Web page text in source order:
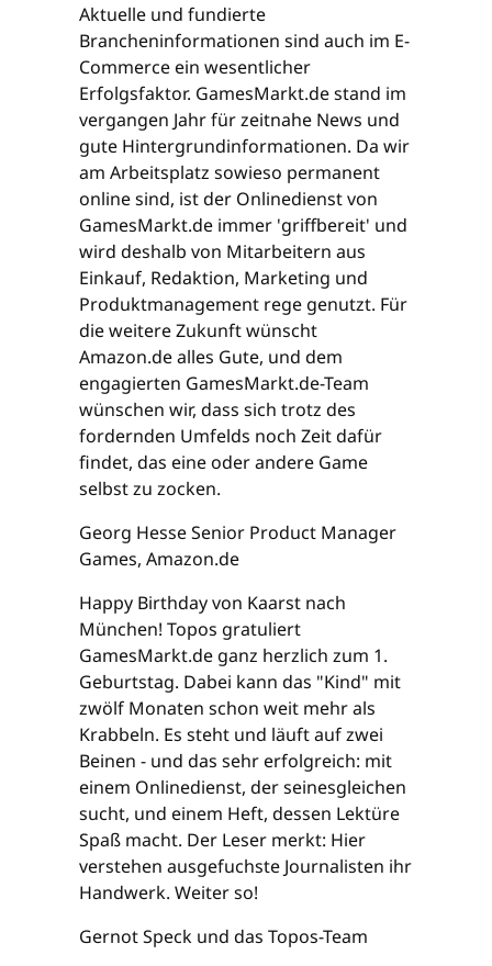
Aktuelle und fundierte
Brancheninformationen sind auch im E-
Commerce ein wesentlicher
Erfolgsfaktor. GamesMarkt.de stand im
vergangen Jahr für zeitnahe News und
gute Hintergrundinformationen. Da wir
am Arbeitsplatz sowieso permanent
online sind, ist der Onlinedienst von
GamesMarkt.de immer 'griffbereit' und
wird deshalb von Mitarbeitern aus
Einkauf, Redaktion, Marketing und
Produktmanagement rege genutzt. Für
die weitere Zukunft wünscht
Amazon.de alles Gute, und dem
engagierten GamesMarkt.de-Team
wünschen wir, dass sich trotz des
fordernden Umfelds noch Zeit dafür
findet, das eine oder andere Game
selbst zu zocken.
Georg Hesse Senior Product Manager
Games, Amazon.de
Happy Birthday von Kaarst nach
München! Topos gratuliert
GamesMarkt.de ganz herzlich zum 1.
Geburtstag. Dabei kann das "Kind" mit
zwölf Monaten schon weit mehr als
Krabbeln. Es steht und läuft auf zwei
Beinen - und das sehr erfolgreich: mit
einem Onlinedienst, der seinesgleichen
sucht, und einem Heft, dessen Lektüre
Spaß macht. Der Leser merkt: Hier
verstehen ausgefuchste Journalisten ihr
Handwerk. Weiter so!
Gernot Speck und das Topos-Team